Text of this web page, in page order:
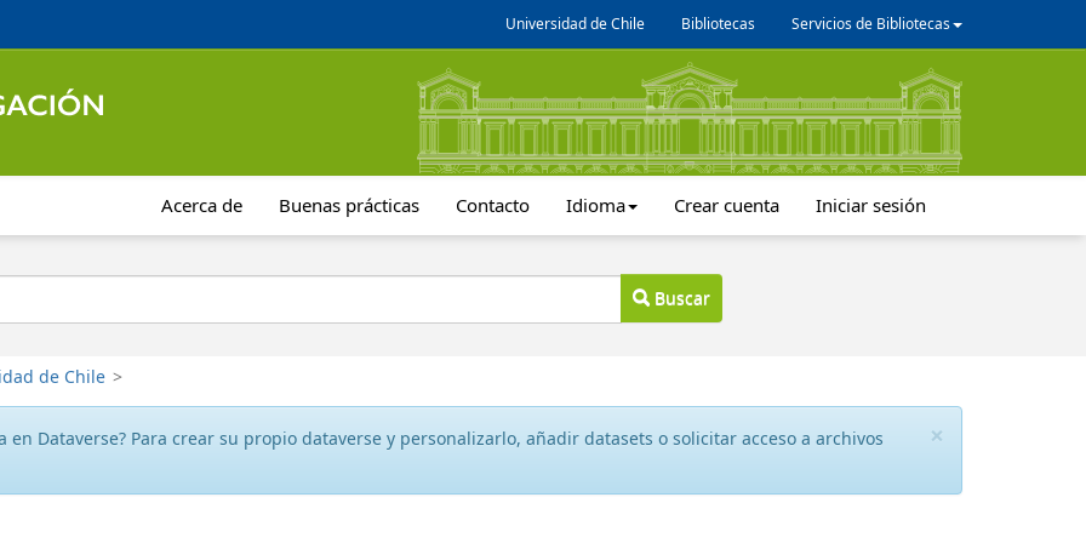
Universidad de Chile Bibliotecas Servicios de Bibliotecas
Acerca de Buenas prácticas Contacto Idioma Crear cuenta Iniciar sesión
Buscar
de Chile >
×
en Dataverse? Para crear su propio dataverse y personalizarlo, añadir datasets o solicitar acceso a archivos